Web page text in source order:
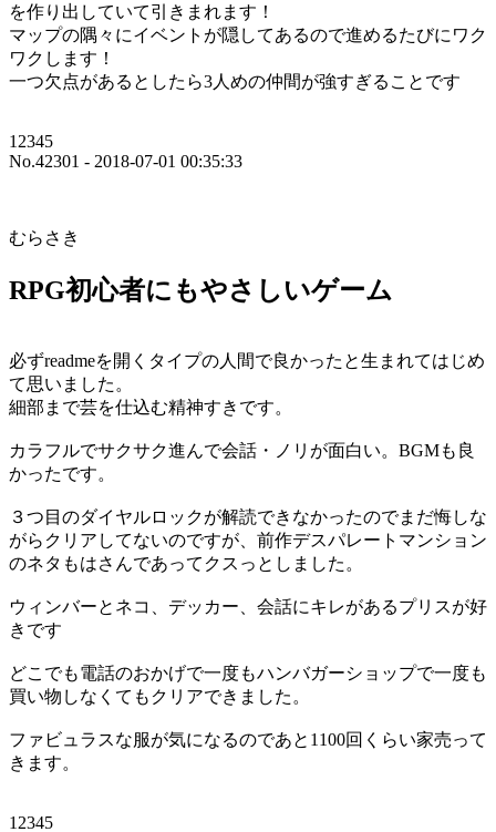
を作り出していて引きまれます！
マップの隅々にイベントが隠してあるので進めるたびにワク
ワクします！
一つ欠点があるとしたら3人めの仲間が強すぎることです
12345
No.42301 - 2018-07-01 00:35:33
むらさき
RPG初心者にもやさしいゲーム
必ずreadmeを開くタイプの人間で良かったと生まれてはじめ
て思いました。
細部まで芸を仕込む精神すきです。
カラフルでサクサク進んで会話・ノリが面白い。BGMも良
かったです。
３つ目のダイヤルロックが解読できなかったのでまだ悔しな
がらクリアしてないのですが、前作デスパレートマンション
のネタもはさんであってクスっとしました。
ウィンバーとネコ、デッカー、会話にキレがあるプリスが好
きです
どこでも電話のおかげで一度もハンバガーショップで一度も
買い物しなくてもクリアできました。
ファビュラスな服が気になるのであと1100回くらい家売って
きます。
12345